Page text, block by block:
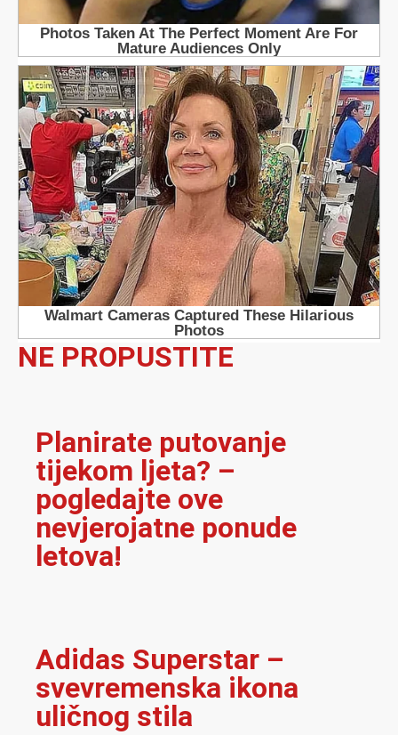
NE PROPUSTITE
Planirate putovanje
tijekom ljeta? –
pogledajte ove
nevjerojatne ponude
letova!
Adidas Superstar –
svevremenska ikona
uličnog stila